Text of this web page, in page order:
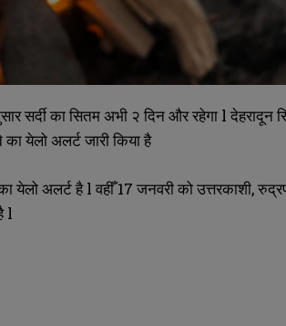
सर्दी का सितम अभी २ दिन और रहेगा l देहरादून
येलो अलर्ट जारी किया है
अलर्ट है l वहीँ 17 जनवरी को उत्तरकाशी,
l